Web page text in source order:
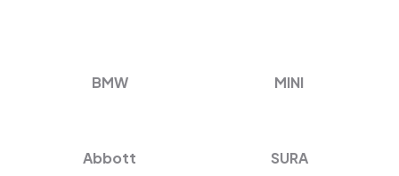
BMW MINI
Abbott SURA